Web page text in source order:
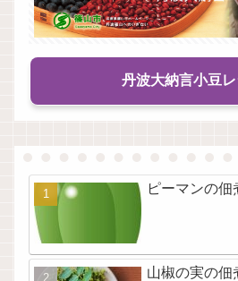
丹波大納言小豆
ピーマンの佃
山椒の実の佃